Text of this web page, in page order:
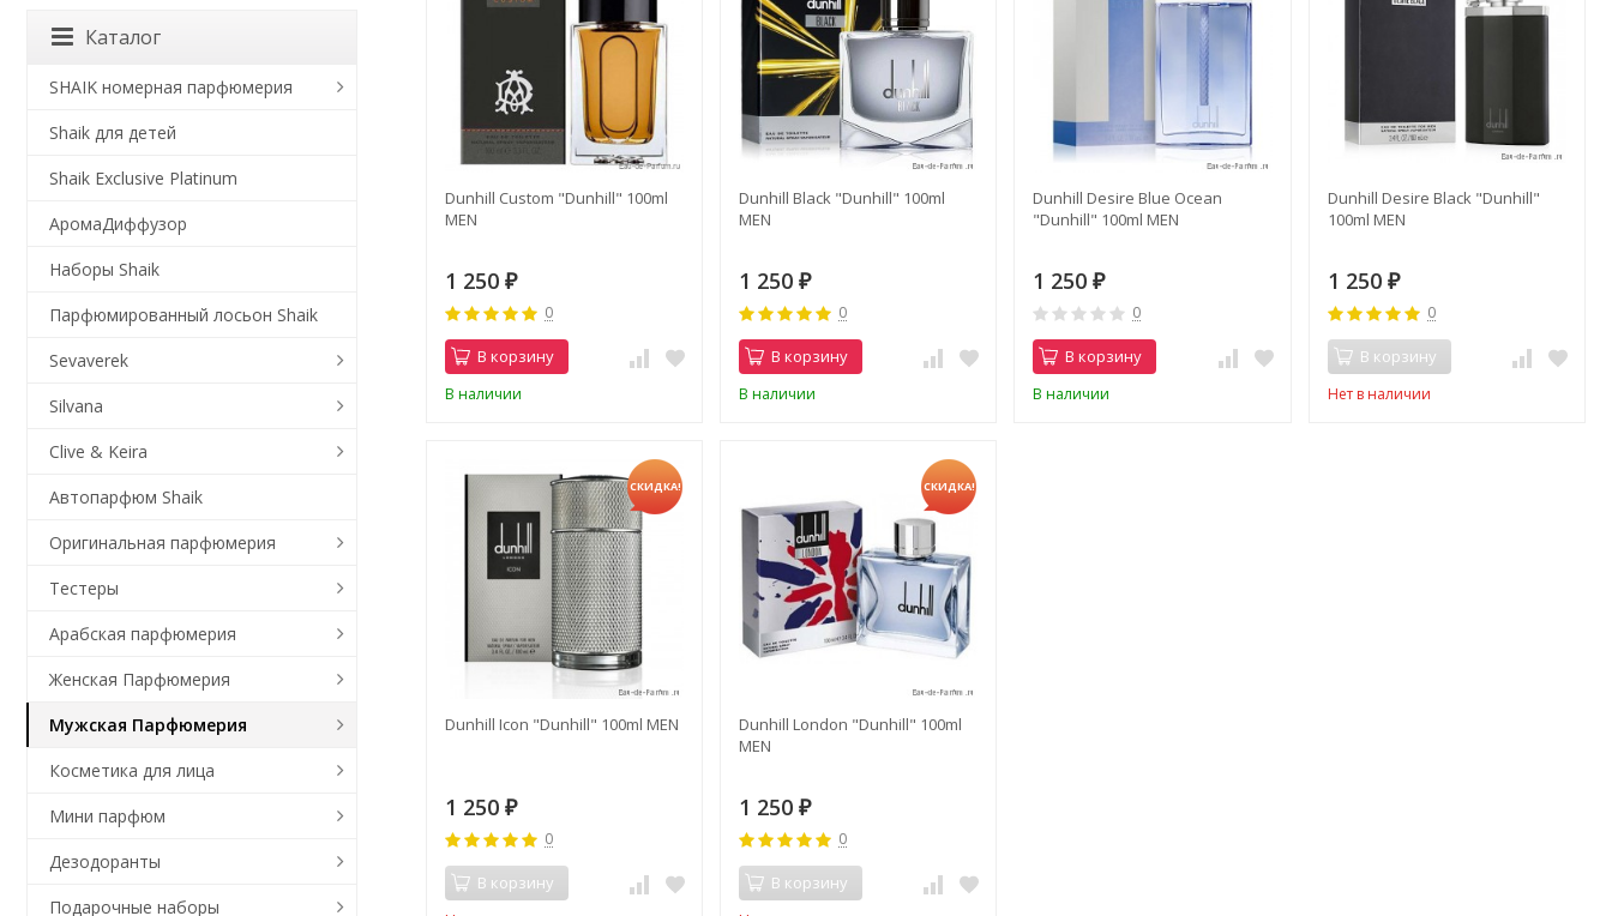
Dunhill Custom "Dunhill" 100ml
MEN
1 250 ₽
0
В корзину
В наличии
Dunhill Black "Dunhill" 100ml
MEN
1 250 ₽
0
В корзину
В наличии
Dunhill Desire Blue Ocean
"Dunhill" 100ml MEN
1 250₽
0
В корзину
В наличии
Dunhill Desire Black "Dunhill"
100ml MEN
1 250 ₽
0
В корзину
Нет в наличии
СКИДКА!
Dunhill Icon "Dunhill" 100ml MEN
1 250 ₽
0
В корзину
СКИДКА!
Dunhill London "Dunhill" 100ml
MEN
1 250 ₽
0
В корзину
Каталог
SHAIK номерная парфюмерия
Shaik для детей
Shaik Exclusive Platinum
АромаДиффузор
Наборы Shaik
Парфюмированный лосьон Shaik
Sevaverek
Silvana
Clive & Keira
Автопарфюм Shaik
Оригинальная парфюмерия
Тестеры
Арабская парфюмерия
Женская Парфюмерия
Мужская Парфюмерия
Косметика для лица
Мини парфюм
Дезодоранты
Подарочные наборы